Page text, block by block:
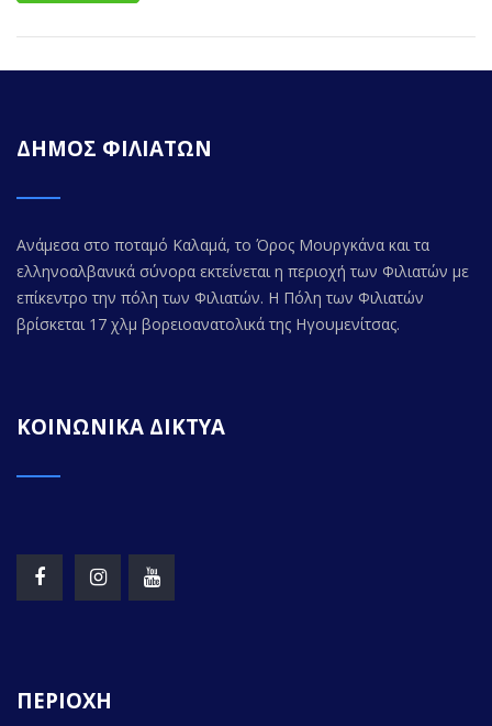
ΔΗΜΟΣ ΦΙΛΙΑΤΩΝ
Ανάμεσα στο ποταμό Καλαμά, το Όρος Μουργκάνα και τα
ελληνοαλβανικά σύνορα εκτείνεται η περιοχή των Φιλιατών με
επίκεντρο την πόλη των Φιλιατών. Η Πόλη των Φιλιατών
βρίσκεται 17 χλμ βορειοανατολικά της Ηγουμενίτσας.
ΚΟΙΝΩΝΙΚΑ ΔΙΚΤΥΑ
ΠΕΡΙΟΧΗ